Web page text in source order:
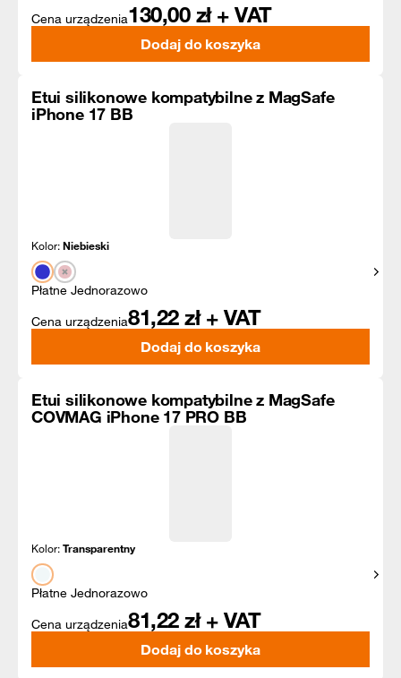
Cena urządzenia130,00 zł + VAT
Dodaj do koszyka
Etui silikonowe kompatybilne z MagSafe
iPhone 17 BB
Kolor:Niebieski
Płatne Jednorazowo
Cena urządzenia81,22 zł + VAT
Dodaj do koszyka
Etui silikonowe kompatybilne z MagSafe
COVMAG iPhone 17 PRO BB
Kolor:Transparentny
Płatne Jednorazowo
Cena urządzenia81,22 zł + VAT
Dodaj do koszyka